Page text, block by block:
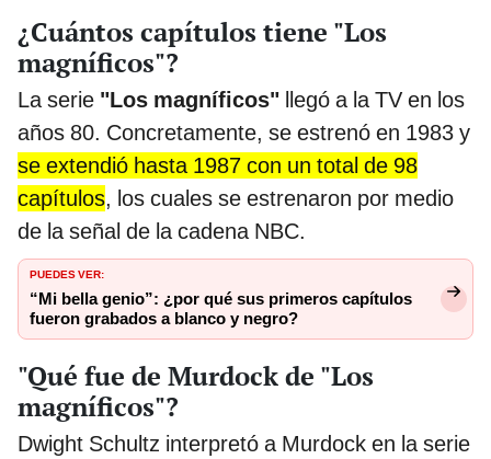
¿Cuántos capítulos tiene "Los
magníficos"?
La serie "Los magníficos" llegó a la TV en los
años 80. Concretamente, se estrenó en 1983 y
se extendió hasta 1987 con un total de 98
capítulos, los cuales se estrenaron por medio
de la señal de la cadena NBC.
PUEDES VER:
“Mi bella genio”: ¿por qué sus primeros capítulos
fueron grabados a blanco y negro?
"Qué fue de Murdock de "Los
magníficos"?
Dwight Schultz interpretó a Murdock en la serie